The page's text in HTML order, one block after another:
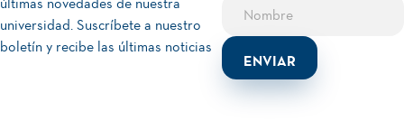
universidad. Suscríbete a nuestro
boletín y recibe las últimas noticias